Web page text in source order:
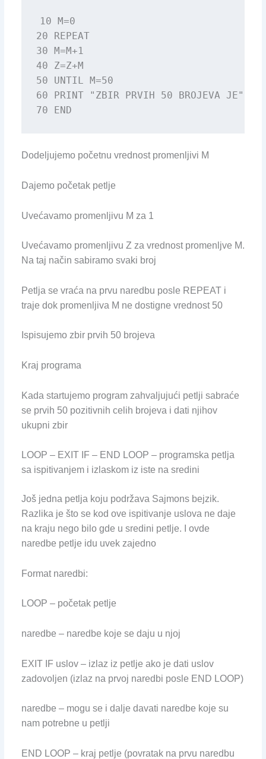
10 M=0
20 REPEAT
30 M=M+1
40 Z=Z+M
50 UNTIL M=50
60 PRINT "ZBIR PRVIH 50 BROJEVA JE";Z
70 END
Dodeljujemo početnu vrednost promenljivi M
Dajemo početak petlje
Uvećavamo promenljivu M za 1
Uvećavamo promenljivu Z za vrednost promenljve M.
Na taj način sabiramo svaki broj
Petlja se vraća na prvu naredbu posle REPEAT i
traje dok promenljiva M ne dostigne vrednost 50
Ispisujemo zbir prvih 50 brojeva
Kraj programa
Kada startujemo program zahvaljujući petlji sabraće
se prvih 50 pozitivnih celih brojeva i dati njihov
ukupni zbir
LOOP – EXIT IF – END LOOP – programska petlja
sa ispitivanjem i izlaskom iz iste na sredini
Još jedna petlja koju podržava Sajmons bejzik.
Razlika je što se kod ove ispitivanje uslova ne daje
na kraju nego bilo gde u sredini petlje. I ovde
naredbe petlje idu uvek zajedno
Format naredbi:
LOOP – početak petlje
naredbe – naredbe koje se daju u njoj
EXIT IF uslov – izlaz iz petlje ako je dati uslov
zadovoljen (izlaz na prvoj naredbi posle END LOOP)
naredbe – mogu se i dalje davati naredbe koje su
nam potrebne u petlji
END LOOP – kraj petlje (povratak na prvu naredbu